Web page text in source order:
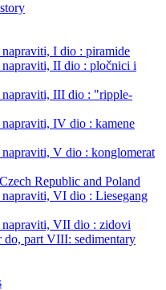
napraviti, I dio : piramide
napraviti, II dio : pločnici i
napraviti, III dio : "ripple-
napraviti, IV dio : kamene
napraviti, V dio : konglomerat
Republic and Poland
napraviti, VI dio : Liesegang
napraviti, VII dio : zidovi
do, part VIII: sedimentary